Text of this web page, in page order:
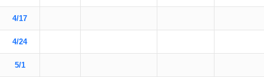
4/17
4/24
5/1